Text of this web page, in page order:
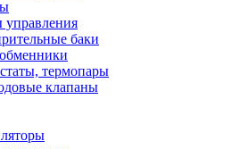
управления
баки
термопары
клапаны